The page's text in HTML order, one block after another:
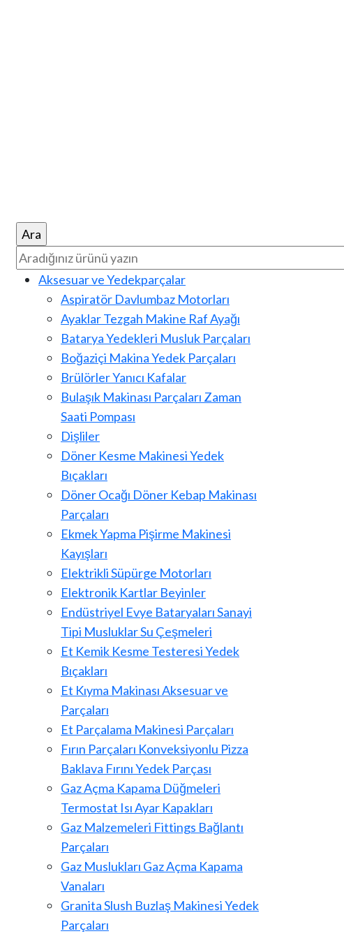
Aksesuar ve Yedekparçalar
Aspiratör Davlumbaz Motorları
Ayaklar Tezgah Makine Raf Ayağı
Batarya Yedekleri Musluk Parçaları
Boğaziçi Makina Yedek Parçaları
Brülörler Yanıcı Kafalar
Bulaşık Makinası Parçaları Zaman
Saati Pompası
Dişliler
Döner Kesme Makinesi Yedek
Bıçakları
Döner Ocağı Döner Kebap Makinası
Parçaları
Ekmek Yapma Pişirme Makinesi
Kayışları
Elektrikli Süpürge Motorları
Elektronik Kartlar Beyinler
Endüstriyel Evye Bataryaları Sanayi
Tipi Musluklar Su Çeşmeleri
Et Kemik Kesme Testeresi Yedek
Bıçakları
Et Kıyma Makinası Aksesuar ve
Parçaları
Et Parçalama Makinesi Parçaları
Fırın Parçaları Konveksiyonlu Pizza
Baklava Fırını Yedek Parçası
Gaz Açma Kapama Düğmeleri
Termostat Isı Ayar Kapakları
Gaz Malzemeleri Fittings Bağlantı
Parçaları
Gaz Muslukları Gaz Açma Kapama
Vanaları
Granita Slush Buzlaş Makinesi Yedek
Parçaları